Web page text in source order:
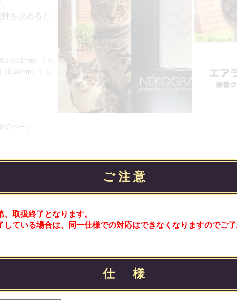
を求める方
（0.2mm）くら
0.24mm）くら
介ページ
ご注意
取扱終了となります。
している場合は、同一仕様での対応はできなくなりますのでご
仕 様